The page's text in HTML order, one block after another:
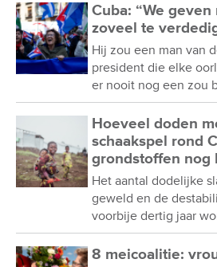
Cuba: “We
zoveel te
Hij zou een man van
president die elke
er nooit nog een zou
Hoeveel doden
schaakspel rond
grondstoffen nog
Het aantal dodelijke
geweld en de
voorbije dertig jaar
8 meicoalitie: